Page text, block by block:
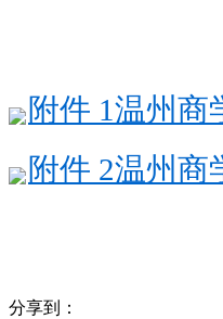
附件 1温州商
附件 2温州商
分享到：